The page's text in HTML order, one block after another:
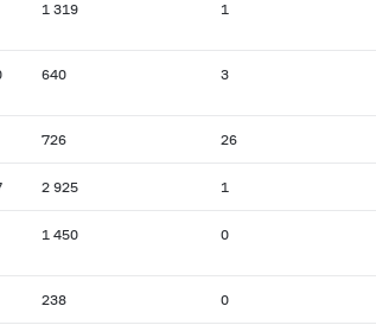
1 319 1
640 3
726 26
2 925 1
1 450 0
238 0